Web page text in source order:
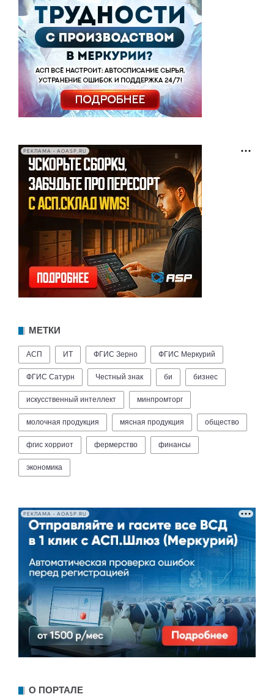
РЕКЛАМА • AOASP.RU
МЕТКИ
АСП ИТ ФГИС Зерно ФГИС Меркурий
ФГИС Сатурн Честный знак би бизнес
искусственный интеллект минпромторг
молочная продукция мясная продукция общество
фгис хорриот фермерство финансы
экономика
РЕКЛАМА • AOASP.RU
О ПОРТАЛЕ